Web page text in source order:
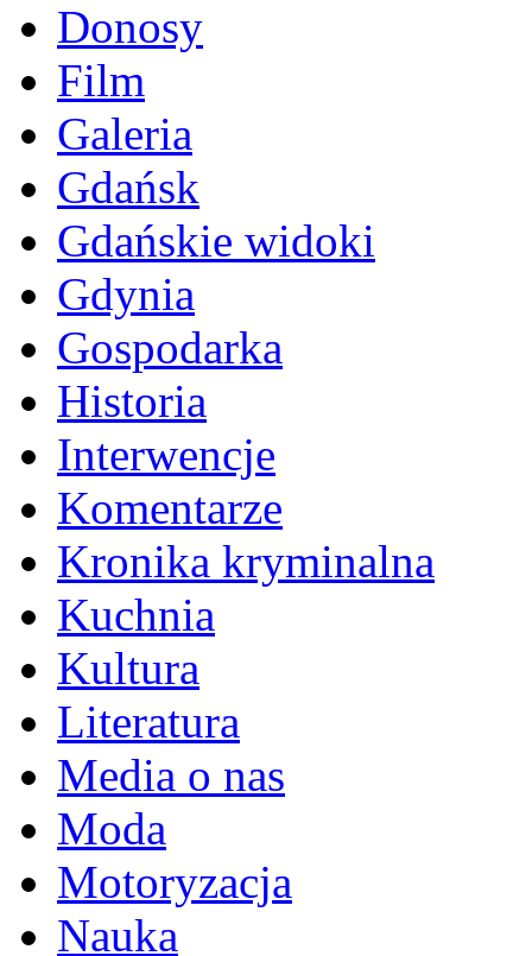
Donosy
Film
Galeria
Gdańsk
Gdańskie widoki
Gdynia
Gospodarka
Historia
Interwencje
Komentarze
Kronika kryminalna
Kuchnia
Kultura
Literatura
Media o nas
Moda
Motoryzacja
Nauka